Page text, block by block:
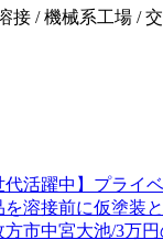
接 / 機械系工場 / 交